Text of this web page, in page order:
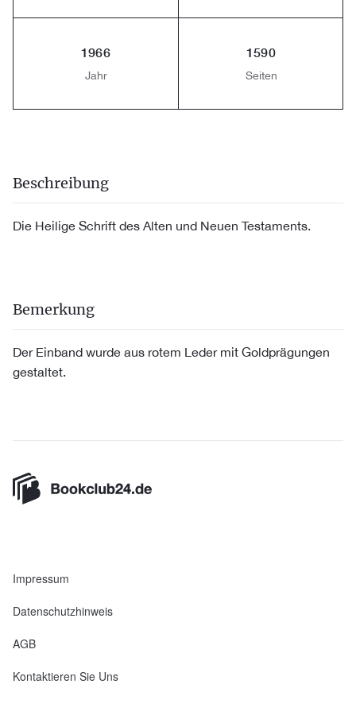
1966
Jahr
1590
Seiten
Beschreibung
Die Heilige Schrift des Alten und Neuen Testaments.
Bemerkung
Der Einband wurde aus rotem Leder mit Goldprägungen
gestaltet.
Impressum
Datenschutzhinweis
AGB
Kontaktieren Sie Uns